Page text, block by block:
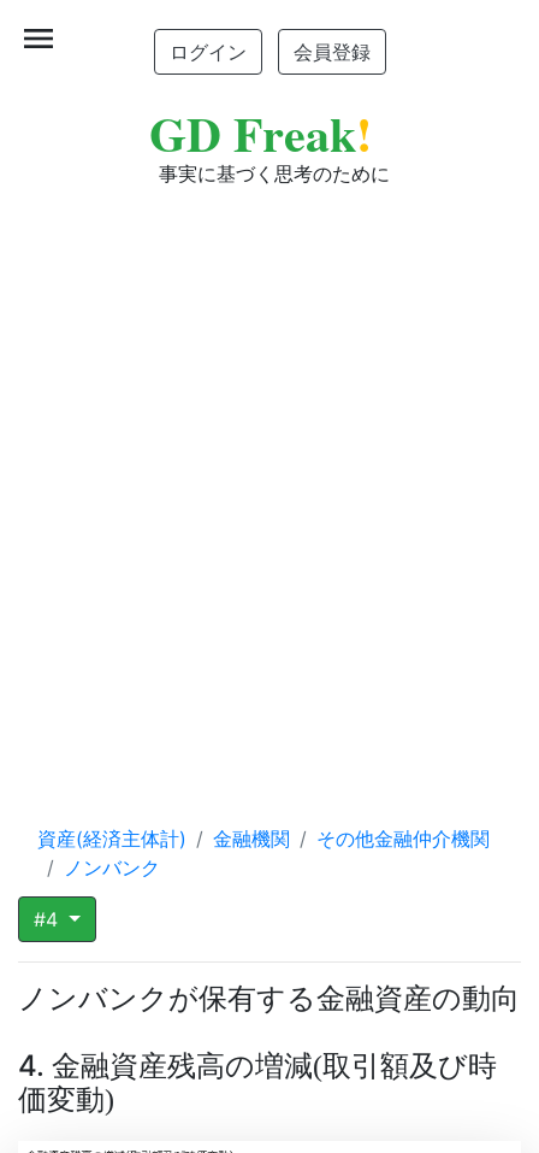
ログイン 会員登録
GD Freak!
事実に基づく思考のために
menu
資産(経済主体計) 金融機関
その他金融仲介機関
ノンバンク
#4
ノンバンクが保有する金融資産の動向
4. 金融資産残高の増減(取引額及び時
価変動)